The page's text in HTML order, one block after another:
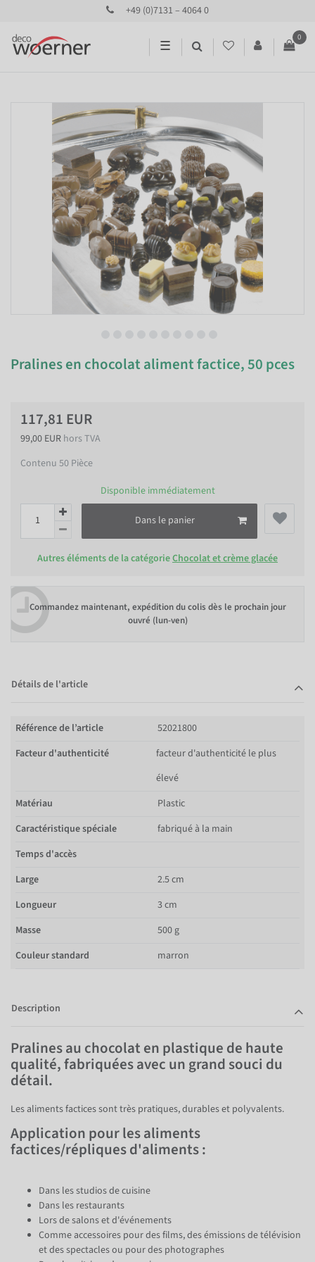
+49 (0)7131 – 4064 0
☰
0
Pralines en chocolat aliment factice, 50 pces
117,81 EUR
99,00 EUR hors TVA
Contenu 50 Pièce
Disponible immédiatement
Dans le panier
Autres éléments de la catégorieChocolat et crème glacée
Commandez maintenant, expédition du colis dès le prochain jour
ouvré (lun-ven)
Détails de l'article
Référence de l’article
52021800
Facteur d'authenticité
facteur d'authenticité le plus
élevé
Matériau
Plastic
Caractéristique spéciale
fabriqué à la main
Temps d'accès
Large
2.5 cm
Longueur
3 cm
Masse
500 g
Couleur standard
marron
Description
Pralines au chocolat en plastique de haute
qualité, fabriquées avec un grand souci du
détail.
Les aliments factices sont très pratiques, durables et polyvalents.
Application pour les aliments
factices/répliques d'aliments :
Dans les studios de cuisine
Dans les restaurants
Lors de salons et d'événements
Comme accessoires pour des films, des émissions de télévision
et des spectacles ou pour des photographes